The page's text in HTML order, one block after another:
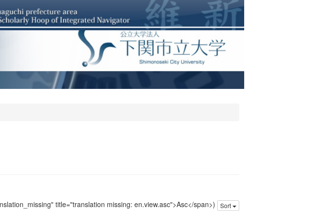
title="translation missing: en.view.asc">Asc</span>) Sort